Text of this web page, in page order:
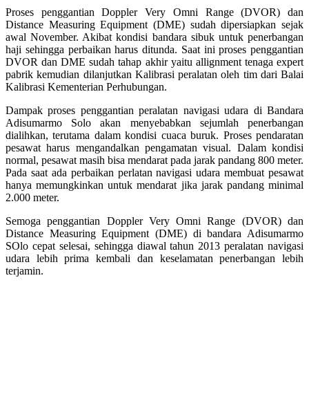
Proses penggantian Doppler Very Omni Range (DVOR) dan
Distance Measuring Equipment (DME) sudah dipersiapkan sejak
awal November. Akibat kondisi bandara sibuk untuk penerbangan
haji sehingga perbaikan harus ditunda. Saat ini proses penggantian
DVOR dan DME sudah tahap akhir yaitu allignment tenaga expert
pabrik kemudian dilanjutkan Kalibrasi peralatan oleh tim dari Balai
Kalibrasi Kementerian Perhubungan.
Dampak proses penggantian peralatan navigasi udara di Bandara
Adisumarmo Solo akan menyebabkan sejumlah penerbangan
dialihkan, terutama dalam kondisi cuaca buruk. Proses pendaratan
pesawat harus mengandalkan pengamatan visual. Dalam kondisi
normal, pesawat masih bisa mendarat pada jarak pandang 800 meter.
Pada saat ada perbaikan perlatan navigasi udara membuat pesawat
hanya memungkinkan untuk mendarat jika jarak pandang minimal
2.000 meter.
Semoga penggantian Doppler Very Omni Range (DVOR) dan
Distance Measuring Equipment (DME) di bandara Adisumarmo
SOlo cepat selesai, sehingga diawal tahun 2013 peralatan navigasi
udara lebih prima kembali dan keselamatan penerbangan lebih
terjamin.